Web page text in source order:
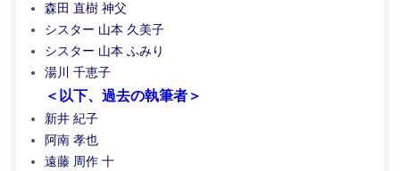
森田 直樹 神父
シスター 山本 久美子
シスター 山本 ふみり
湯川 千恵子
＜以下、過去の執筆者＞
新井 紀子
阿南 孝也
遠藤 周作 十